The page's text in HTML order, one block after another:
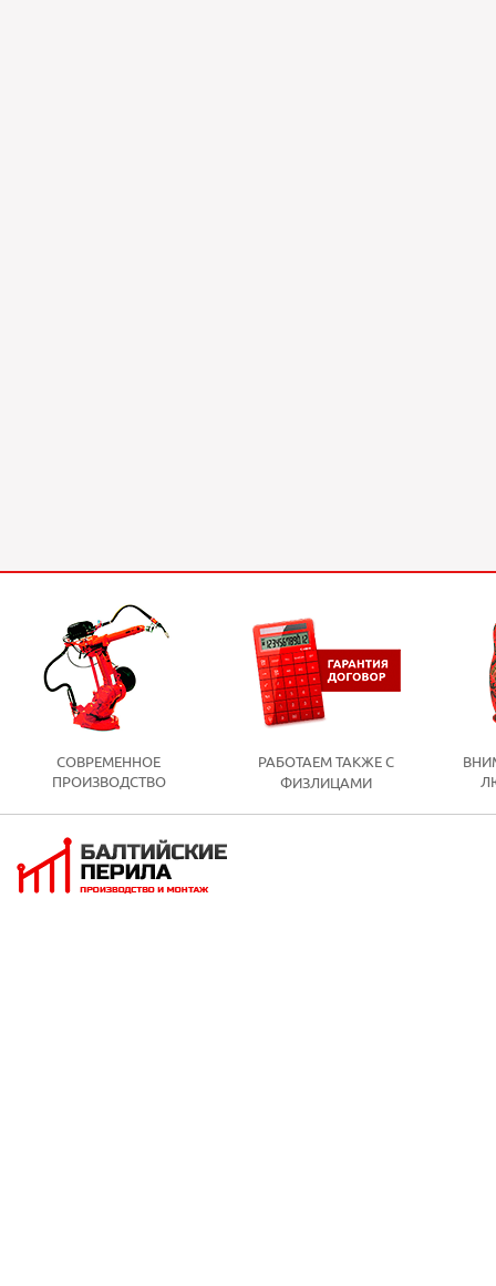
СОВРЕМЕННОЕ
ПРОИЗВОДСТВО
РАБОТАЕМ ТАКЖЕ С
ФИЗЛИЦАМИ